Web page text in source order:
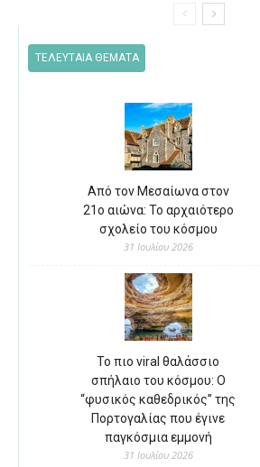
ΤΕΛΕΥΤΑΙΑ ΘΕΜΑΤΑ
Από τον Μεσαίωνα στον
21ο αιώνα: Το αρχαιότερο
σχολείο του κόσμου
31 Ιουλίου 2026
Το πιο viral θαλάσσιο
σπήλαιο του κόσμου: Ο
“φυσικός καθεδρικός” της
Πορτογαλίας που έγινε
παγκόσμια εμμονή
31 Ιουλίου 2026